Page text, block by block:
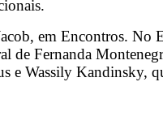
em Encontros. No
de Fernanda
e Wassily Kandinsky,